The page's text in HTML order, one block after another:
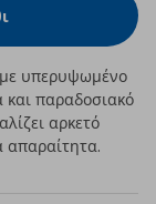
με υπερυψωμένο
και παραδοσιακό
αρκετό
απαραίτητα.